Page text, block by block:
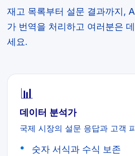
재고 목록부터 설문 결과까지,
가 번역을 처리하고 여러분은
세요.
📊
데이터 분석가
국제 시장의 설문 응답과 고객
숫자 서식과 수식 보존